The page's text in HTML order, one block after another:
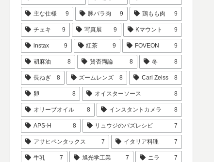
主な仕様 9 豚バラ肉 9 鶏もも肉 9
チェキ 9 写真展 9 Kマウント 9
instax 9 紅茶 9 FOVEON 9
胡麻油 8 賛否両論 8 冬 8
長ねぎ 8 ズームレンズ 8 Carl Zeiss 8
卵 8 オイスターソース 8
オリーブオイル 8 インスタントカメラ 8
APS-H 8 リュウジのバズレシピ 7
アサヒペンタックス 7 イタリア料理 7
牛乳 7 旭光学工業 7 ニラ 7